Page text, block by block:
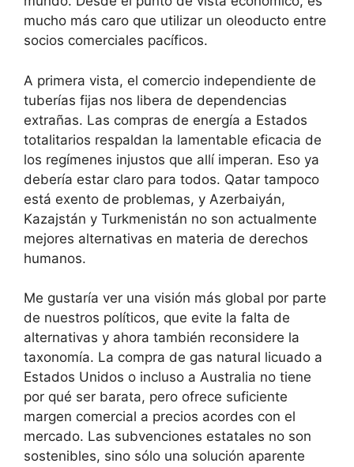
mucho más caro que utilizar un oleoducto entre
socios comerciales pacíficos.
A primera vista, el comercio independiente de
tuberías fijas nos libera de dependencias
extrañas. Las compras de energía a Estados
totalitarios respaldan la lamentable eficacia de
los regímenes injustos que allí imperan. Eso ya
debería estar claro para todos. Qatar tampoco
está exento de problemas, y Azerbaiyán,
Kazajstán y Turkmenistán no son actualmente
mejores alternativas en materia de derechos
humanos.
Me gustaría ver una visión más global por parte
de nuestros políticos, que evite la falta de
alternativas y ahora también reconsidere la
taxonomía. La compra de gas natural licuado a
Estados Unidos o incluso a Australia no tiene
por qué ser barata, pero ofrece suficiente
margen comercial a precios acordes con el
mercado. Las subvenciones estatales no son
sostenibles, sino sólo una solución aparente